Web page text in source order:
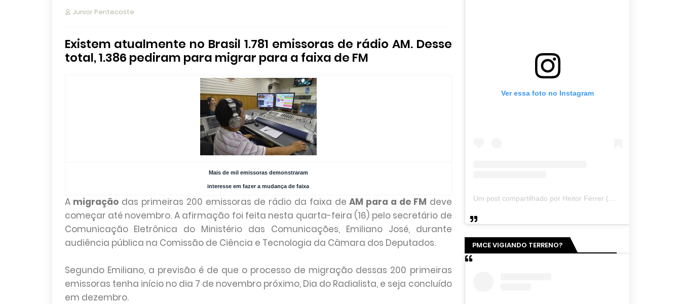
Junior Pentecoste
Existem atualmente no Brasil 1.781 emissoras de rádio AM. Desse
total, 1.386 pediram para migrar para a faixa de FM
Mais de mil emissoras demonstraram
interesse em fazer a mudança de faixa
A migração das primeiras 200 emissoras de rádio da faixa deAM para a de FM deve
começar até novembro. A afirmação foi feita nesta quarta-feira (16) pelo secretário de
Comunicação Eletrônica do Ministério das Comunicações, Emiliano José, durante
audiência pública na Comissão de Ciência e Tecnologia da Câmara dos Deputados.
Segundo Emiliano, a previsão é de que o processo de migração dessas 200 primeiras
emissoras tenha início no dia 7 de novembro próximo, Dia do Radialista, e seja concluído
em dezembro.
Ver essa foto no Instagram
Um post compartilhado por Heitor Férrer (@heitor_ferrer77)
PMCE VIGIANDO TERRENO?